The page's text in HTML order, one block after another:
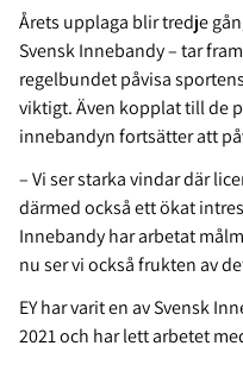
Årets upplaga blir tredje
Svensk Innebandy – tar
regelbundet påvisa
viktigt. Även kopplat till de
innebandyn fortsätter att
– Vi ser starka vindar där
därmed också ett ökat
Innebandy har arbetat
nu ser vi också frukten av
EY har varit en av Svensk
2021 och har lett arbetet